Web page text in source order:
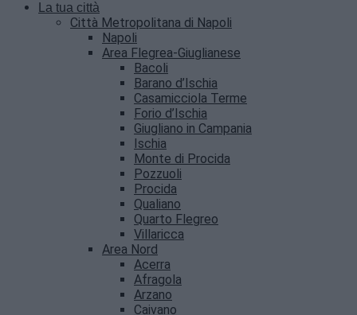
La tua città
Città Metropolitana di Napoli
Napoli
Area Flegrea-Giuglianese
Bacoli
Barano d’Ischia
Casamicciola Terme
Forio d’Ischia
Giugliano in Campania
Ischia
Monte di Procida
Pozzuoli
Procida
Qualiano
Quarto Flegreo
Villaricca
Area Nord
Acerra
Afragola
Arzano
Caivano